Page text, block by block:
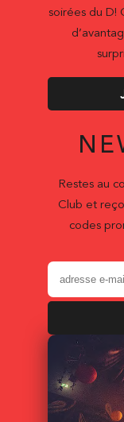
soirées du D!
Restes au
Club et
codes